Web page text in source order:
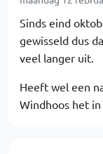
Sinds eind
gewisseld dus
veel langer uit.
Heeft wel een
Windhoos het